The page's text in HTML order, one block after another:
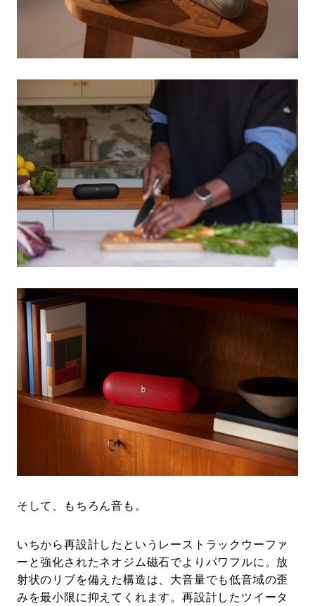
そして、もちろん音も。
いちから再設計したというレーストラックウーファ
ーと強化されたネオジム磁石でよりパワフルに。放
射状のリブを備えた構造は、大音量でも低音域の歪
みを最小限に抑えてくれます。再設計したツイータ